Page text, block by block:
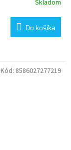
Skladom
Do košíka
Kód: 8586027277219